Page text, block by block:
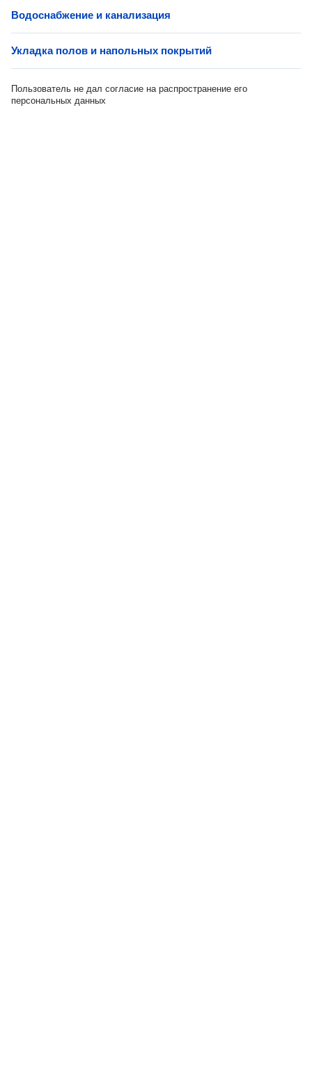
Водоснабжение и канализация
Укладка полов и напольных покрытий
Пользователь не дал согласие на распространение его
персональных данных